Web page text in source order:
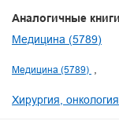
Аналогичные
Медицина (5789)
Медицина (5789)
Хирургия,